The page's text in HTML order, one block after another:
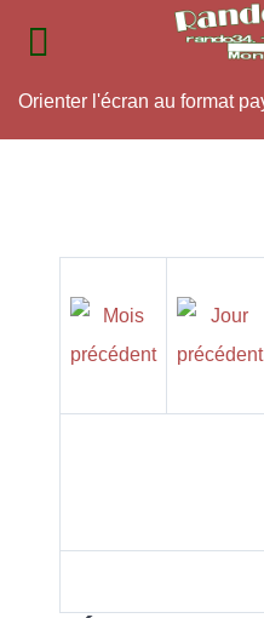
Orienter l'écran au format